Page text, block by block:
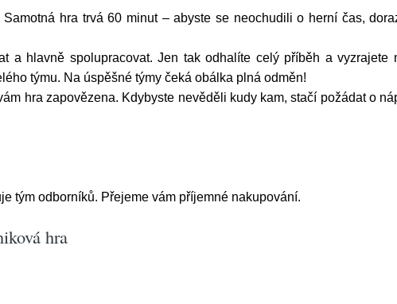
hra trvá 60 minut – abyste se neochudili o herní čas,
a hlavně spolupracovat. Jen tak odhalíte celý příběh a vyzrajete
týmu. Na úspěšné týmy čeká obálka plná odměn!
hra zapovězena. Kdybyste nevěděli kudy kam, stačí požádat o
tým odborníků. Přejeme vám příjemné nakupování.
hra